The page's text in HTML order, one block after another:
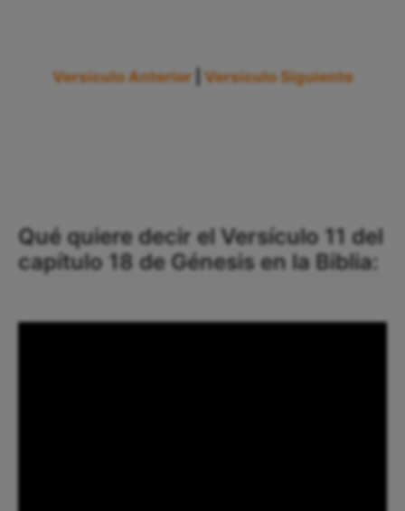
Versículo Anterior Versículo Siguiente
Qué quiere decir el Versículo 11 del
capítulo 18 de Génesis en la Biblia: